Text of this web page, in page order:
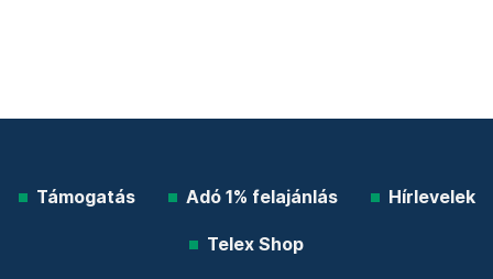
Támogatás Adó 1% felajánlás Hírlevelek
Telex Shop